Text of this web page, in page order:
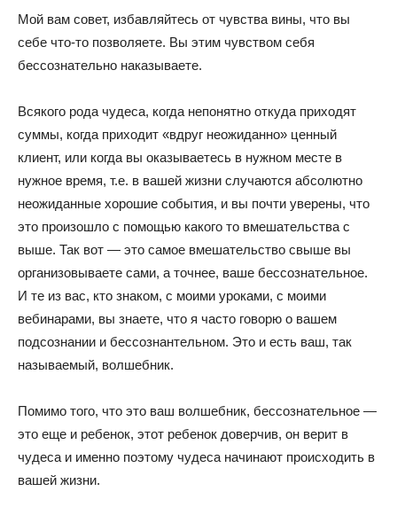
Мой вам совет, избавляйтесь от чувства вины, что вы
себе что-то позволяете. Вы этим чувством себя
бессознательно наказываете.
Всякого рода чудеса, когда непонятно откуда приходят
суммы, когда приходит «вдруг неожиданно» ценный
клиент, или когда вы оказываетесь в нужном месте в
нужное время, т.е. в вашей жизни случаются абсолютно
неожиданные хорошие события, и вы почти уверены, что
это произошло с помощью какого то вмешательства с
выше. Так вот — это самое вмешательство свыше вы
организовываете сами, а точнее, ваше бессознательное.
И те из вас, кто знаком, с моими уроками, с моими
вебинарами, вы знаете, что я часто говорю о вашем
подсознании и бессознантельном. Это и есть ваш, так
называемый, волшебник.
Помимо того, что это ваш волшебник, бессознательное —
это еще и ребенок, этот ребенок доверчив, он верит в
чудеса и именно поэтому чудеса начинают происходить в
вашей жизни.